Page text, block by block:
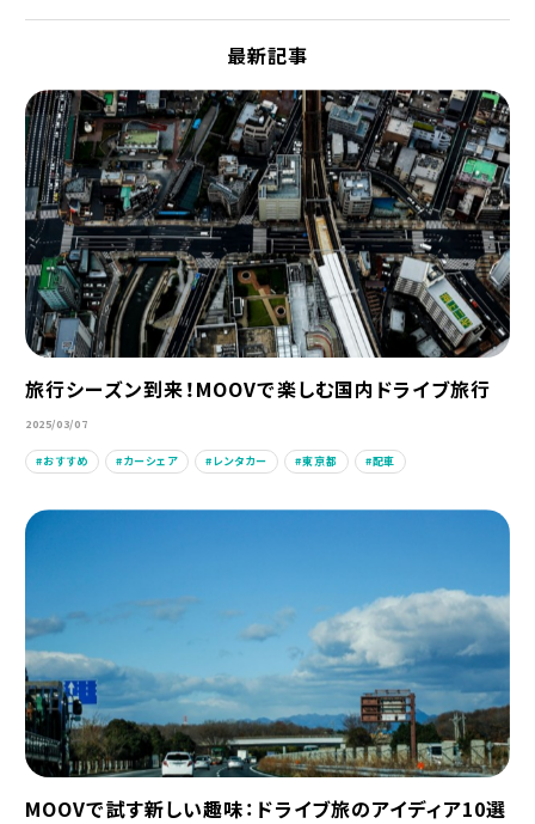
最新記事
旅行シーズン到来！MOOVで楽しむ国内ドライブ旅行
2025/03/07
おすすめ カーシェア レンタカー 東京都 配車
MOOVで試す新しい趣味：ドライブ旅のアイディア10選